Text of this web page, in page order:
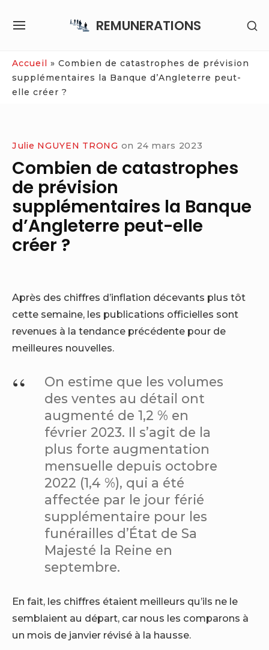
REMUNERATIONS
SITE
Accueil » Combien de catastrophes de prévision
supplémentaires la Banque d’Angleterre peut-
elle créer ?
Julie NGUYEN TRONG on 24 mars 2023
Combien de catastrophes
de prévision
supplémentaires la Banque
d’Angleterre peut-elle
créer ?
Après des chiffres d’inflation décevants plus tôt
cette semaine, les publications officielles sont
revenues à la tendance précédente pour de
meilleures nouvelles.
On estime que les volumes
des ventes au détail ont
augmenté de 1,2 % en
février 2023. Il s’agit de la
plus forte augmentation
mensuelle depuis octobre
2022 (1,4 %), qui a été
affectée par le jour férié
supplémentaire pour les
funérailles d’État de Sa
Majesté la Reine en
septembre.
En fait, les chiffres étaient meilleurs qu’ils ne le
semblaient au départ, car nous les comparons à
un mois de janvier révisé à la hausse.